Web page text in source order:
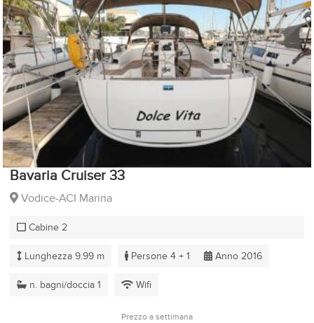
Bavaria Cruiser 33
Vodice-ACI Marina
Cabine 2
Lunghezza 9.99 m Persone 4 + 1 Anno 2016
n. bagni/doccia 1 Wifi
Prezzo a settimana